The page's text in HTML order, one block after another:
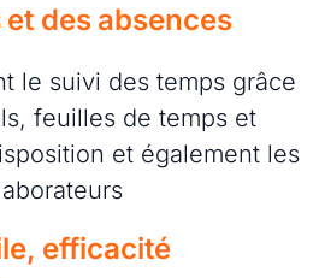
des absences
le suivi des temps grâce
feuilles de temps et
et également les
efficacité